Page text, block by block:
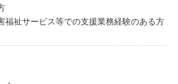
福祉サービス等での支援業務経験のある方